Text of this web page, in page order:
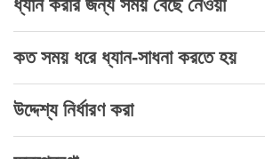
ধ্যান করার জন্য সময় বেছে নেওয়া
কত সময় ধরে ধ্যান-সাধনা করতে হয়
উদ্দেশ্য নির্ধারণ করা